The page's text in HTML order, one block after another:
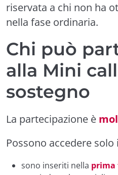
riservata a chi non ha
nella fase ordinaria.
Chi può
alla Mini
sostegno
La partecipazione è
Possono accedere
sono inseriti nella prima